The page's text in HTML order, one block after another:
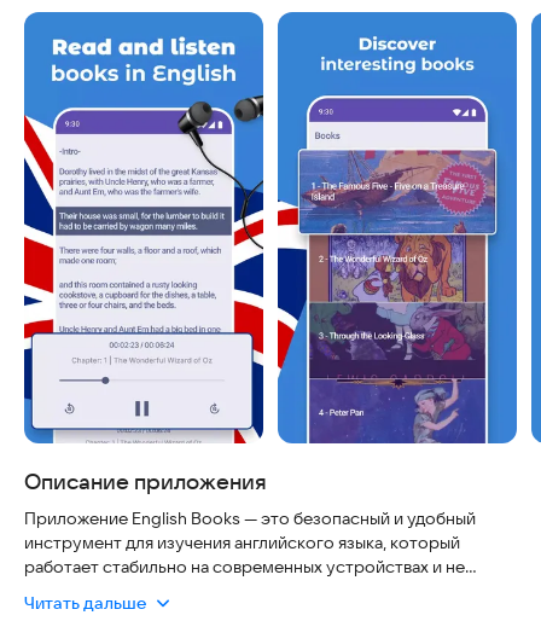
Скриншоты
Описание приложения
Приложение English Books — это безопасный и удобный
инструмент для изучения английского языка, который
работает стабильно на современных устройствах и не
простые книги на английском, чтобы эффективно прокачать
Читать дальше